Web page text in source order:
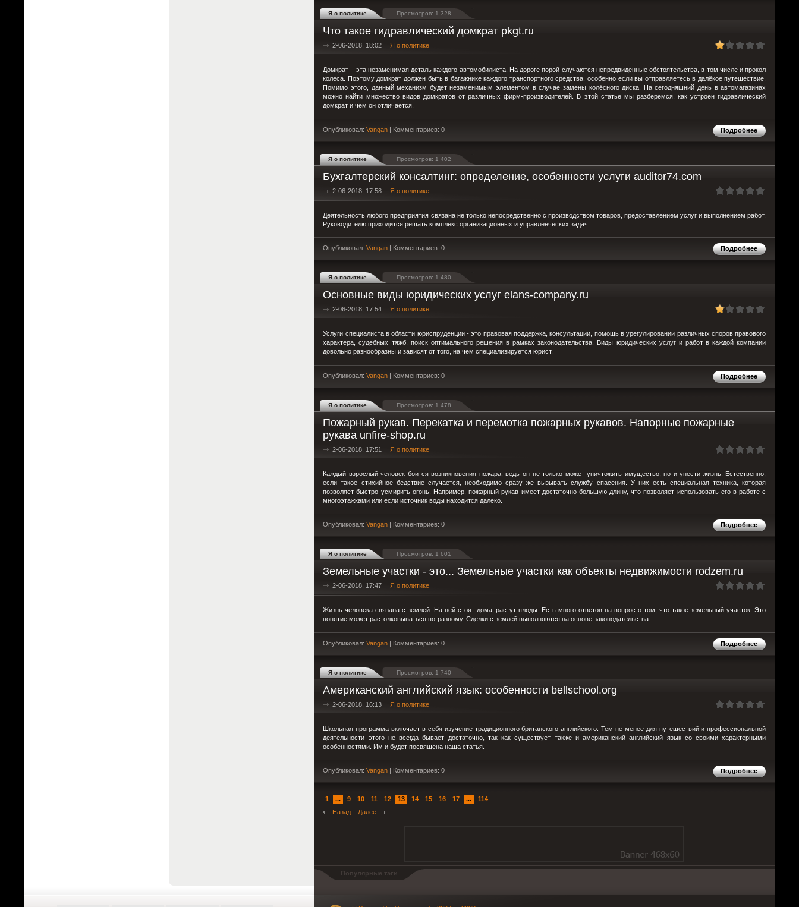
Я о политике Просмотров: 1 328
Что такое гидравлический домкрат pkgt.ru
2-06-2018, 18:02 Я о политике
Домкрат – эта незаменимая деталь каждого автомобилиста. На дороге порой случаются непредвиденные обстоятельства, в том числе и прокол
колеса. Поэтому домкрат должен быть в багажнике каждого транспортного средства, особенно если вы отправляетесь в далёкое путешествие.
Помимо этого, данный механизм будет незаменимым элементом в случае замены колёсного диска. На сегодняшний день в автомагазинах
можно найти множество видов домкратов от различных фирм-производителей. В этой статье мы разберемся, как устроен гидравлический
домкрат и чем он отличается.
Подробнее
Опубликовал:Vangan | Комментариев: 0
Я о политике Просмотров: 1 402
Бухгалтерский консалтинг: определение, особенности услуги auditor74.com
2-06-2018, 17:58 Я о политике
Деятельность любого предприятия связана не только непосредственно с производством товаров, предоставлением услуг и выполнением работ.
Руководителю приходится решать комплекс организационных и управленческих задач.
Подробнее
Опубликовал:Vangan | Комментариев: 0
Я о политике Просмотров: 1 480
Основные виды юридических услуг elans-company.ru
2-06-2018, 17:54 Я о политике
Услуги специалиста в области юриспруденции - это правовая поддержка, консультации, помощь в урегулировании различных споров правового
характера, судебных тяжб, поиск оптимального решения в рамках законодательства. Виды юридических услуг и работ в каждой компании
довольно разнообразны и зависят от того, на чем специализируется юрист.
Подробнее
Опубликовал:Vangan | Комментариев: 0
Я о политике Просмотров: 1 478
Пожарный рукав. Перекатка и перемотка пожарных рукавов. Напорные пожарные
рукава unfire-shop.ru
2-06-2018, 17:51 Я о политике
Каждый взрослый человек боится возникновения пожара, ведь он не только может уничтожить имущество, но и унести жизнь. Естественно,
если такое стихийное бедствие случается, необходимо сразу же вызывать службу спасения. У них есть специальная техника, которая
позволяет быстро усмирить огонь. Например, пожарный рукав имеет достаточно большую длину, что позволяет использовать его в работе с
многоэтажками или если источник воды находится далеко.
Подробнее
Опубликовал:Vangan | Комментариев: 0
Я о политике Просмотров: 1 601
Земельные участки - это... Земельные участки как объекты недвижимости rodzem.ru
2-06-2018, 17:47 Я о политике
Жизнь человека связана с землей. На ней стоят дома, растут плоды. Есть много ответов на вопрос о том, что такое земельный участок. Это
понятие может растолковываться по-разному. Сделки с землей выполняются на основе законодательства.
Подробнее
Опубликовал:Vangan | Комментариев: 0
Я о политике Просмотров: 1 740
Американский английский язык: особенности bellschool.org
2-06-2018, 16:13 Я о политике
Школьная программа включает в себя изучение традиционного британского английского. Тем не менее для путешествий и профессиональной
деятельности этого не всегда бывает достаточно, так как существует также и американский английский язык со своими характерными
особенностями. Им и будет посвящена наша статья.
Подробнее
Опубликовал:Vangan | Комментариев: 0
1 ... 9 10 11 12 13 14 15 16 17 ...
114
Назад
Далее
Популярные тэги